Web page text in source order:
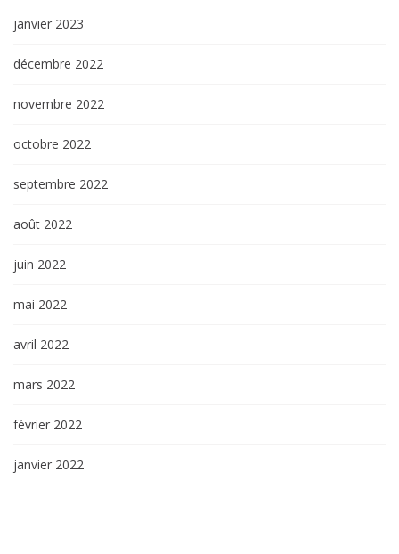
janvier 2023
décembre 2022
novembre 2022
octobre 2022
septembre 2022
août 2022
juin 2022
mai 2022
avril 2022
mars 2022
février 2022
janvier 2022